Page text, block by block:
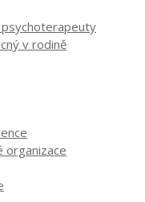
v rodině
organizace